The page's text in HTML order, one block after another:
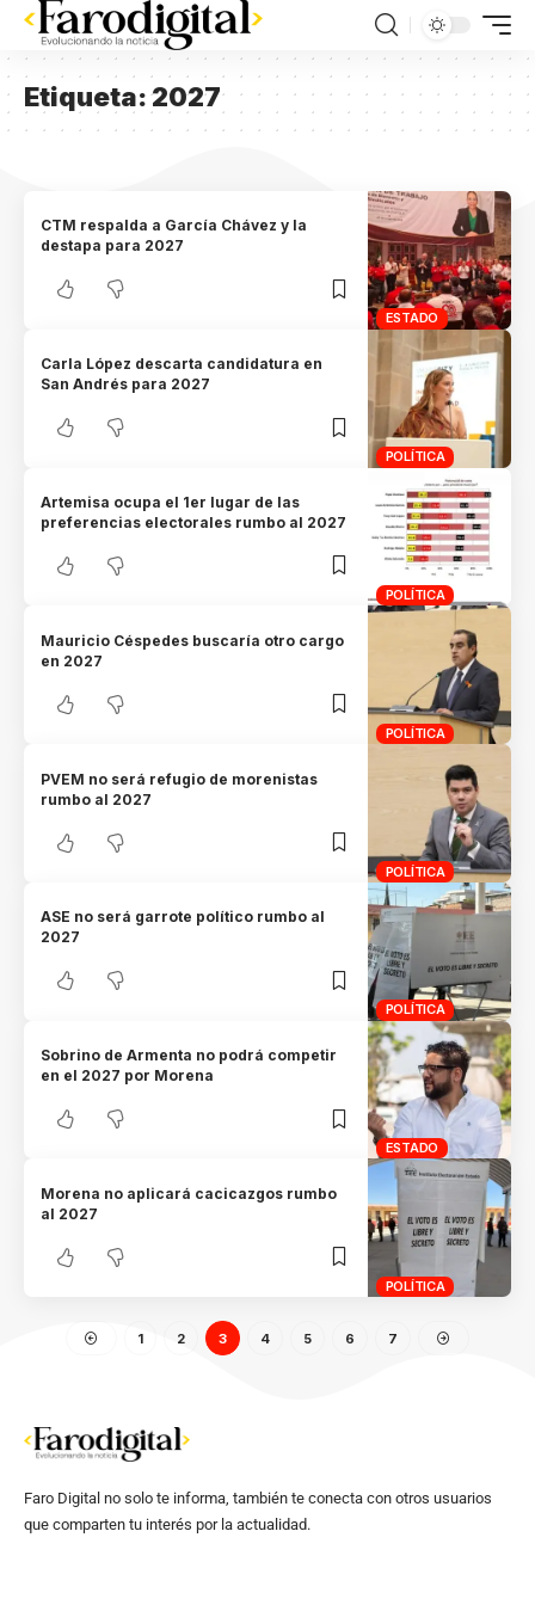
Etiqueta:2027
ESTADO
CTM respalda a García Chávez y la
destapa para 2027
POLÍTICA
Carla López descarta candidatura en
San Andrés para 2027
POLÍTICA
Artemisa ocupa el 1er lugar de las
preferencias electorales rumbo al 2027
POLÍTICA
Mauricio Céspedes buscaría otro cargo
en 2027
POLÍTICA
PVEM no será refugio de morenistas
rumbo al 2027
POLÍTICA
ASE no será garrote político rumbo al
2027
ESTADO
Sobrino de Armenta no podrá competir
en el 2027 por Morena
POLÍTICA
Morena no aplicará cacicazgos rumbo
al 2027
1 2 3 4 5 6 7
Faro Digital no solo te informa, también te conecta con otros usuarios
que comparten tu interés por la actualidad.